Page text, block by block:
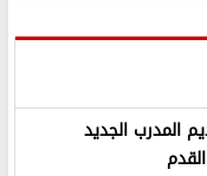
المدرب الجديد